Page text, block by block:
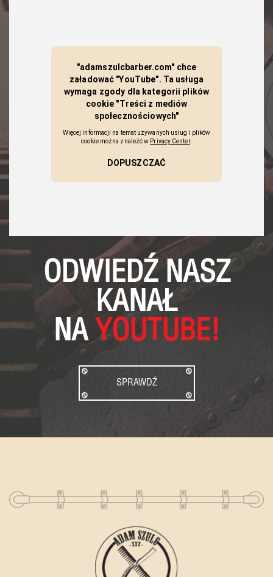
ODWIEDŹ NASZ
KANAŁ
NA YOUTUBE!
SPRAWDŹ